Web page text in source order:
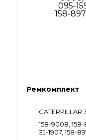
Ремкомплект
CATERPILLAR
158-9008, 158-
3J-1907, 158-